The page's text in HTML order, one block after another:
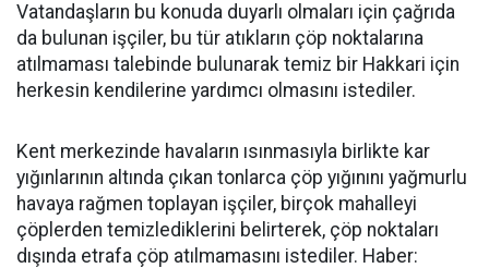
Vatandaşların bu konuda duyarlı olmaları için çağrıda
da bulunan işçiler, bu tür atıkların çöp noktalarına
atılmaması talebinde bulunarak temiz bir Hakkari için
herkesin kendilerine yardımcı olmasını istediler.
Kent merkezinde havaların ısınmasıyla birlikte kar
yığınlarının altında çıkan tonlarca çöp yığınını yağmurlu
havaya rağmen toplayan işçiler, birçok mahalleyi
çöplerden temizlediklerini belirterek, çöp noktaları
dışında etrafa çöp atılmamasını istediler. Haber: